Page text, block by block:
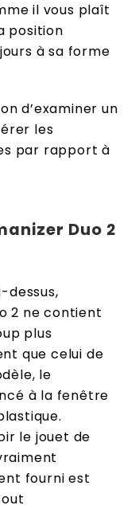
il vous plaît
position
à sa forme
d’examiner un
les
par rapport à
Duo 2
dessus,
2 ne contient
plus
que celui de
le
à la fenêtre
le jouet de
fourni est